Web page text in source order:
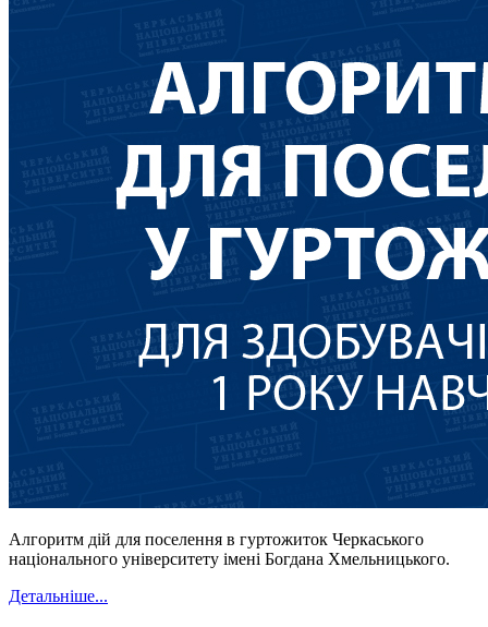
Алгоритм дій для поселення в гуртожиток Черкаського
національного університету імені Богдана Хмельницького.
Детальніше...